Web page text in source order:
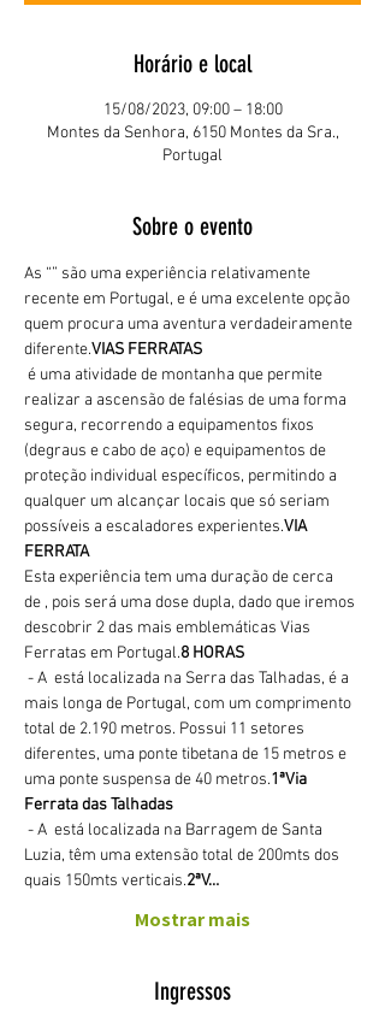
Horário e local
15/08/2023, 09:00 – 18:00
Montes da Senhora, 6150 Montes da Sra.,
Portugal
Sobre o evento
As “” são uma experiência relativamente
recente em Portugal, e é uma excelente opção
quem procura uma aventura verdadeiramente
diferente.VIAS FERRATAS
é uma atividade de montanha que permite
realizar a ascensão de falésias de uma forma
segura, recorrendo a equipamentos fixos
(degraus e cabo de aço) e equipamentos de
proteção individual específicos, permitindo a
qualquer um alcançar locais que só seriam
possíveis a escaladores experientes.VIA
FERRATA
Esta experiência tem uma duração de cerca
de , pois será uma dose dupla, dado que iremos
descobrir 2 das mais emblemáticas Vias
Ferratas em Portugal.8 HORAS
- A está localizada na Serra das Talhadas, é a
mais longa de Portugal, com um comprimento
total de 2.190 metros. Possui 11 setores
diferentes, uma ponte tibetana de 15 metros e
uma ponte suspensa de 40 metros.1ªVia
Ferrata das Talhadas
- A está localizada na Barragem de Santa
Luzia, têm uma extensão total de 200mts dos
quais 150mts verticais.2ªV…
Mostrar mais
Ingressos